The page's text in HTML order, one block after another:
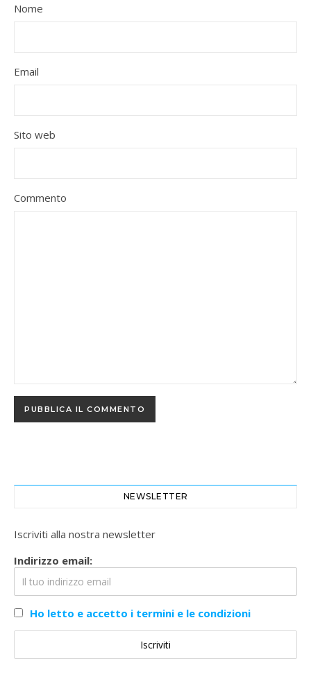
Nome
Email
Sito web
Commento
NEWSLETTER
Iscriviti alla nostra newsletter
Indirizzo email:
Ho letto e accetto i termini e le condizioni